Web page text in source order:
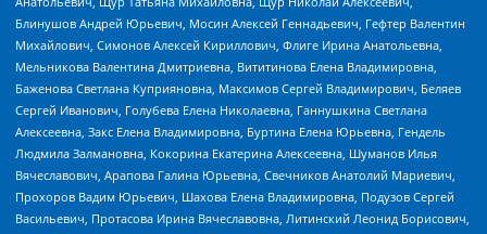
Блинушов Андрей Юрьевич, Мосин Алексей Геннадьевич, Гефтер Валентин
Михайлович, Симонов Алексей Кириллович, Флиге Ирина Анатольевна,
Мельникова Валентина Дмитриевна, Вититинова Елена Владимировна,
Баженова Светлана Куприяновна, Максимов Сергей Владимирович, Беляев
Сергей Иванович, Голубева Елена Николаевна, Ганнушкина Светлана
Алексеевна, Закс Елена Владимировна, Буртина Елена Юрьевна, Гендель
Людмила Залмановна, Кокорина Екатерина Алексеевна, Шуманов Илья
Вячеславович, Арапова Галина Юрьевна, Свечников Анатолий Мариевич,
Прохоров Вадим Юрьевич, Шахова Елена Владимировна, Подузов Сергей
Васильевич, Протасова Ирина Вячеславовна, Литинский Леонид Борисович,